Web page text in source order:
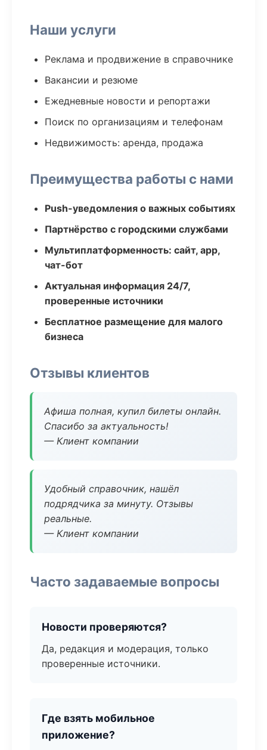
Наши услуги
Реклама и продвижение в справочнике
Вакансии и резюме
Ежедневные новости и репортажи
Поиск по организациям и телефонам
Недвижимость: аренда, продажа
Преимущества работы с нами
Push-уведомления о важных событиях
Партнёрство с городскими службами
Мультиплатформенность: сайт, app,
чат-бот
Актуальная информация 24/7,
проверенные источники
Бесплатное размещение для малого
бизнеса
Отзывы клиентов
Афиша полная, купил билеты онлайн.
Спасибо за актуальность!
— Клиент компании
Удобный справочник, нашёл
подрядчика за минуту. Отзывы
реальные.
— Клиент компании
Часто задаваемые вопросы
Новости проверяются?
Да, редакция и модерация, только
проверенные источники.
Где взять мобильное
приложение?